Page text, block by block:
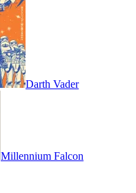
Darth Vader
Millennium Falcon